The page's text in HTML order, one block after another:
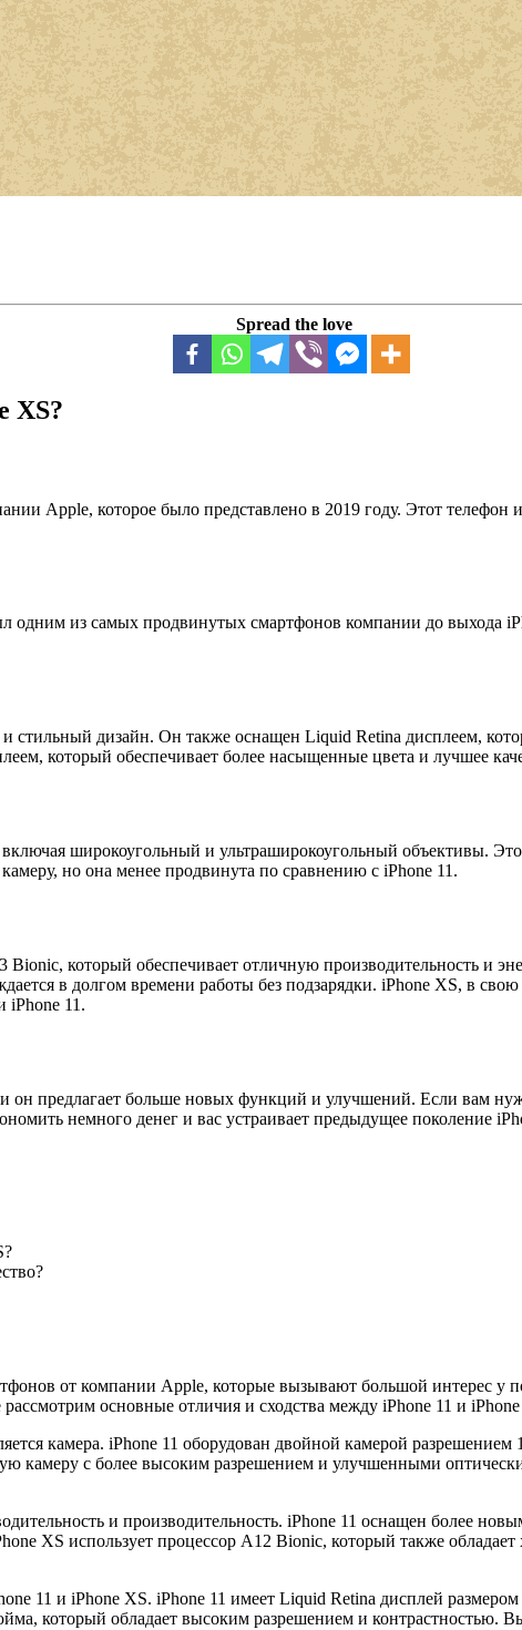
Spread the love
XS?
Apple, которое было представлено в 2019 году. Этот
из самых продвинутых смартфонов компании до выхода
стильный дизайн. Он также оснащен Liquid Retina дисплеем,
который обеспечивает более насыщенные цвета и лучшее
широкоугольный и ультраширокоугольный объективы.
но она менее продвинута по сравнению с iPhone 11.
который обеспечивает отличную производительность и
в долгом времени работы без подзарядки. iPhone XS, в
iPhone 11.
он предлагает больше новых функций и улучшений. Если вам
немного денег и вас устраивает предыдущее поколение
от компании Apple, которые вызывают большой интерес у
основные отличия и сходства между iPhone 11 и
камера. iPhone 11 оборудован двойной камерой разрешением
камеру с более высоким разрешением и улучшенными
и производительность. iPhone 11 оснащен более
XS использует процессор A12 Bionic, который также
11 и iPhone XS. iPhone 11 имеет Liquid Retina дисплей
который обладает высоким разрешением и контрастностью.